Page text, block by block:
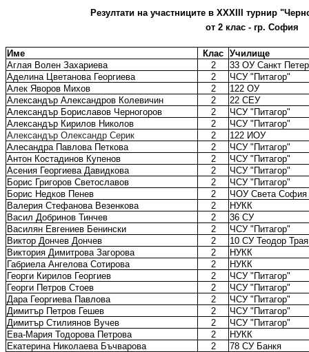
Резултати на участниците в XХXIII турнир
от 2 клас - гр. София
Име Клас Училище
Аглая Волен Захариева
2
33 ОУ Санкт
Аделина Цветанова Георгиева
2
ЧСУ "Питагор"
Алек Яворов Михов
2
122 ОУ
Александър Александров Колевичин
2
22 СЕУ
Александър Бориславов Черногоров
2
ЧСУ "Питагор"
Александър Кирилов Николов
2
ЧСУ "Питагор"
Александър Олександр Серик
2
122 ИОУ
Алесандра Павлова Петкова
2
ЧСУ "Питагор"
Антон Костадинов Купенов
2
ЧСУ "Питагор"
Асения Георгиева Давидкова
2
ЧСУ "Питагор"
Борис Григоров Светославов
2
ЧСУ "Питагор"
Борис Недков Пенев
2
ЧОУ Света София
Валерия Стефанова Везенкова
2
НУКК
Васил Добринов Тинчев
2
36 СУ
Василян Евгениев Бенински
2
ЧСУ "Питагор"
Виктор Дончев Дончев
2
10 СУ Теодор
Виктория Димитрова Загорова
2
НУКК
Габриела Ангелова Сотирова
2
НУКК
Георги Кирилов Георгиев
2
ЧСУ "Питагор"
Георги Петров Стоев
2
ЧСУ "Питагор"
Дара Георгиева Павлова
2
ЧСУ "Питагор"
Димитър Петров Гешев
2
ЧСУ "Питагор"
Димитър Стилиянов Вучев
2
ЧСУ "Питагор"
Ева-Мария Тодорова Петрова
2
НУКК
Екатерина Николаева Бъчварова
2
78 СУ Банкя